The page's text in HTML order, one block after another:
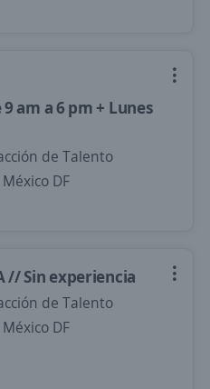
am a 6 pm + Lunes
de Talento
DF
// Sin experiencia
de Talento
DF